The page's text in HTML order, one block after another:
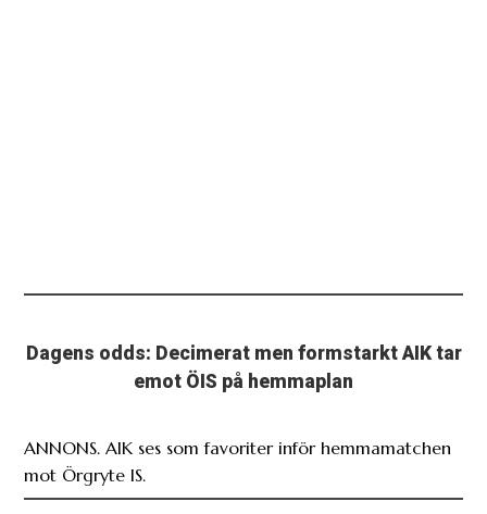
Dagens odds: Decimerat men formstarkt AIK tar
emot ÖIS på hemmaplan
ANNONS. AIK ses som favoriter inför hemmamatchen
mot Örgryte IS.